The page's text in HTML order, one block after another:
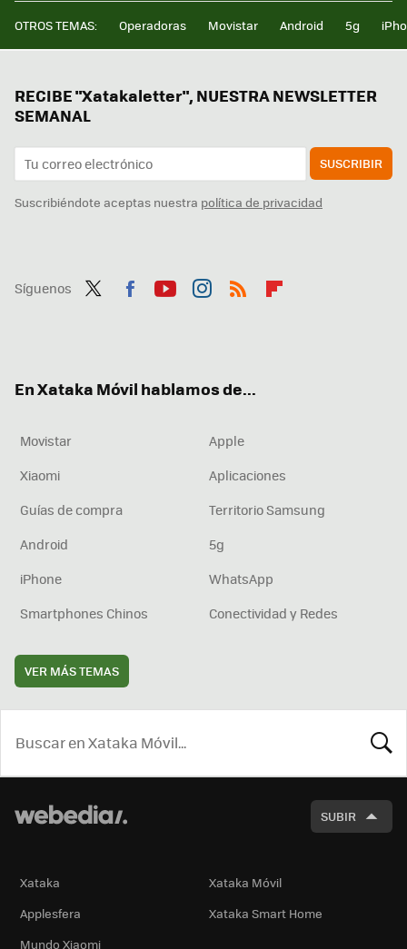
OTROS TEMAS: Operadoras Movistar Android 5g
RECIBE "Xatakaletter", NUESTRA NEWSLETTER
SEMANAL
SUSCRIBIR
Suscribiéndote aceptas nuestra política de privacidad
Síguenos
En Xataka Móvil hablamos de...
Movistar
Apple
Xiaomi
Aplicaciones
Guías de compra
Territorio Samsung
Android
5g
iPhone
WhatsApp
Smartphones Chinos
Conectividad y Redes
VER MÁS TEMAS
SUBIR
Xataka
Xataka Móvil
Applesfera
Xataka Smart Home
Mundo Xiaomi